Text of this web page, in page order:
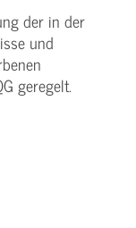
der in der
und
geregelt.